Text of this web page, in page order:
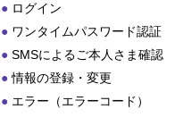
ログイン
ワンタイムパスワード認証
SMSによるご本人さま確認
情報の登録・変更
エラー（エラーコード）